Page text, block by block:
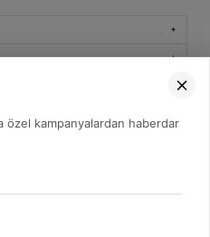
özel kampanyalardan haberdar